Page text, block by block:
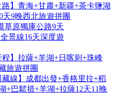
】青海+甘肅+新疆+茶卡鹽湖
天9晚西北旅遊拼團
草原獨庫公路9天
景線16天深度遊
】拉薩+羊湖+日喀则+珠峰
旅遊拼團
藏線】成都出發+香格里拉+稻
+巴鬆措+羊湖+拉薩12天11晚